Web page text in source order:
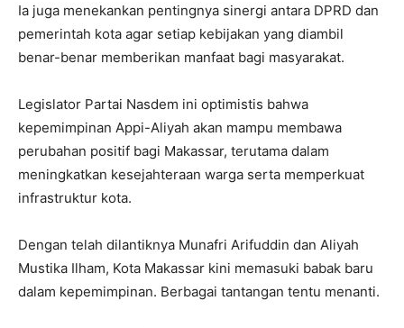
Ia juga menekankan pentingnya sinergi antara DPRD dan
pemerintah kota agar setiap kebijakan yang diambil
benar-benar memberikan manfaat bagi masyarakat.
Legislator Partai Nasdem ini optimistis bahwa
kepemimpinan Appi-Aliyah akan mampu membawa
perubahan positif bagi Makassar, terutama dalam
meningkatkan kesejahteraan warga serta memperkuat
infrastruktur kota.
Dengan telah dilantiknya Munafri Arifuddin dan Aliyah
Mustika Ilham, Kota Makassar kini memasuki babak baru
dalam kepemimpinan. Berbagai tantangan tentu menanti.